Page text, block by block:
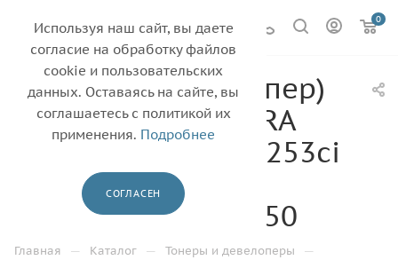
0
Носитель (девелопер)
PK210 для KYOCERA
TASKalfa 3252ci/3253ci
(Japan), 500г/бут,
(унив.), OSP0210D50
Главная — Каталог — Тонеры и девелоперы —
Используя наш сайт, вы даете
согласие на обработку файлов
cookie и пользовательских
данных. Оставаясь на сайте, вы
соглашаетесь с политикой их
применения. Подробнее
СОГЛАСЕН